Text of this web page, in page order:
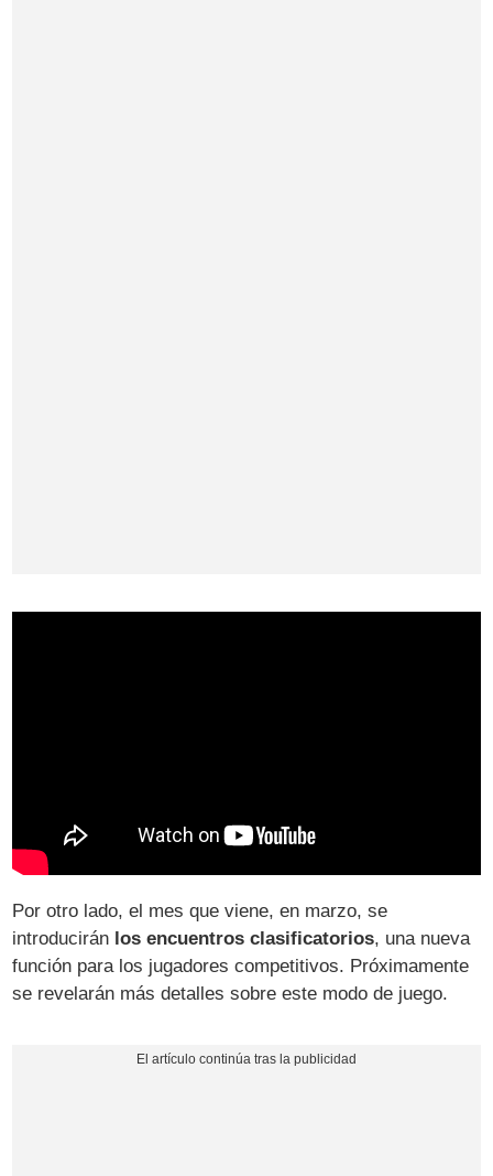
Por otro lado, el mes que viene, en marzo, se
introducirán los encuentros clasificatorios, una nueva
función para los jugadores competitivos. Próximamente
se revelarán más detalles sobre este modo de juego.